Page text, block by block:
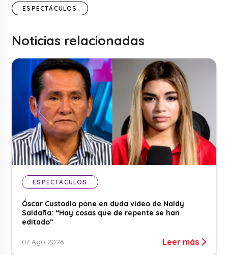
ESPECTÁCULOS
Noticias relacionadas
ESPECTÁCULOS
Óscar Custodio pone en duda video de Naldy
Saldaña: “Hay cosas que de repente se han
editado”
07 Ago 2026 Leer más